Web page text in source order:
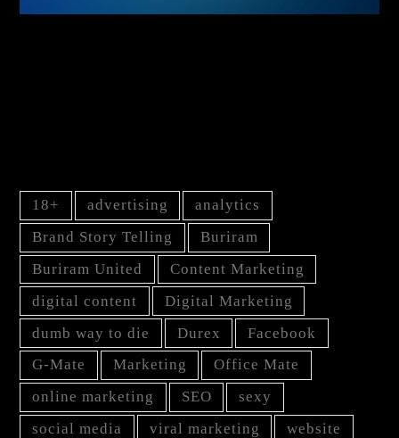
18+ advertising
analytics
Brand Story Telling
Buriram
Buriram United
Content Marketing
digital content
Digital Marketing
dumb way to die
Durex
Facebook
G-Mate
Marketing
Office Mate
online marketing
SEO
sexy
social media
viral marketing
website